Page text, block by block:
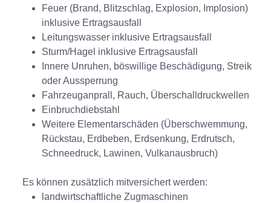
Feuer (Brand, Blitzschlag, Explosion, Implosion)
inklusive Ertragsausfall
Leitungswasser inklusive Ertragsausfall
Sturm/Hagel inklusive Ertragsausfall
Innere Unruhen, böswillige Beschädigung, Streik
oder Aussperrung
Fahrzeuganprall, Rauch, Überschalldruckwellen
Einbruchdiebstahl
Weitere Elementarschäden (Überschwemmung,
Rückstau, Erdbeben, Erdsenkung, Erdrutsch,
Schneedruck, Lawinen, Vulkanausbruch)
Es können zusätzlich mitversichert werden:
landwirtschaftliche Zugmaschinen